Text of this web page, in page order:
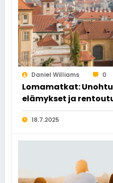
Daniel Williams 0
Lomamatkat:
elämykset ja
odottavat
18.7.2025